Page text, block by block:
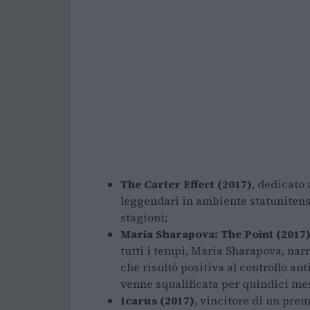
The Carter Effect (2017), dedicato
leggendari in ambiente
stagioni;
Maria Sharapova: The Point (2017)
tutti i tempi, Maria Sharapova,
che risultò positiva al controllo
venne squalificata per quindici
Icarus (2017), vincitore di un